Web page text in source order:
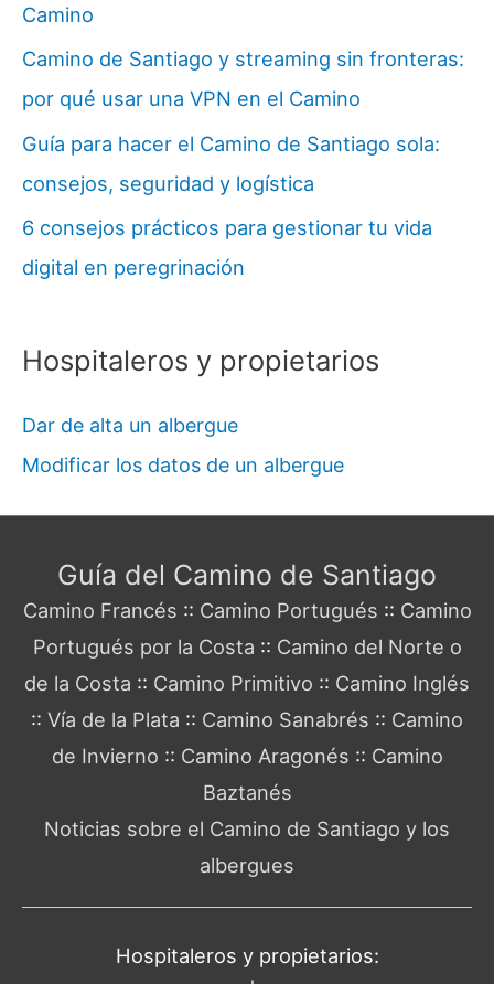
Camino
Camino de Santiago y streaming sin fronteras:
por qué usar una VPN en el Camino
Guía para hacer el Camino de Santiago sola:
consejos, seguridad y logística
6 consejos prácticos para gestionar tu vida
digital en peregrinación
Hospitaleros y propietarios
Dar de alta un albergue
Modificar los datos de un albergue
Guía del Camino de Santiago
Camino Francés :: Camino Portugués :: Camino
Portugués por la Costa :: Camino del Norte o
de la Costa :: Camino Primitivo :: Camino Inglés
:: Vía de la Plata :: Camino Sanabrés :: Camino
de Invierno :: Camino Aragonés :: Camino
Baztanés
Noticias sobre el Camino de Santiago y los
albergues
Hospitaleros y propietarios: